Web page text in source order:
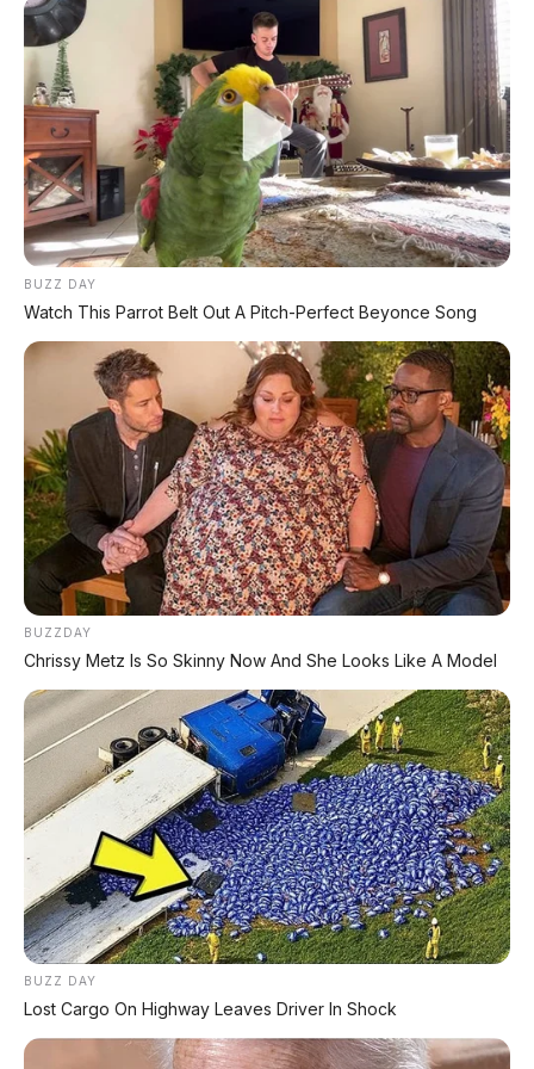
Event Otomotif
Daftar Harga OTR
🔥 UNIT LELANG RESMI
CUCI GUDANG DEALER 2026
HARGA MULAI
✅ SURAT RESMI (BPKB + STNK)
✅ Kondisi Unit Terawat
✅ Berbagai Merek & Tahun
*STOK TERBATAS - SIAPA CEPAT DIA DAPAT
LIHAT DAFTAR UNIT >
TECHNICAL RESEARCH DIVISION
SPEEDOSCIENCE
Comprehensive database for automotive engineering,
aerospace physics, and high-velocity performance logs.
LAND RECORDS
AERO TECH
MARINE DATA
EXPLORE DATABASE →
BUZZ DAY
Watch This Parrot Belt Out A Pitch-Perfect Beyonce Song
BUZZDAY
Chrissy Metz Is So Skinny Now And She Looks Like A Model
BUZZ DAY
Lost Cargo On Highway Leaves Driver In Shock